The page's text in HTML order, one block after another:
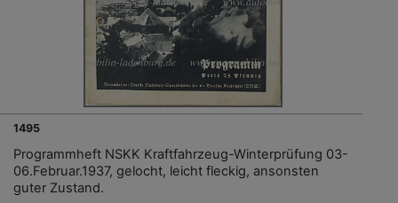
1495
Programmheft NSKK Kraftfahrzeug-Winterprüfung 03-
06.Februar.1937, gelocht, leicht fleckig, ansonsten
guter Zustand.